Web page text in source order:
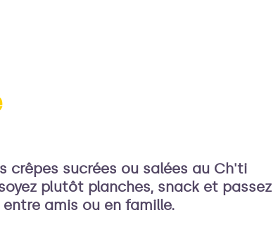
crêpes sucrées ou salées au Ch'ti
plutôt planches, snack et passez
amis ou en famille.